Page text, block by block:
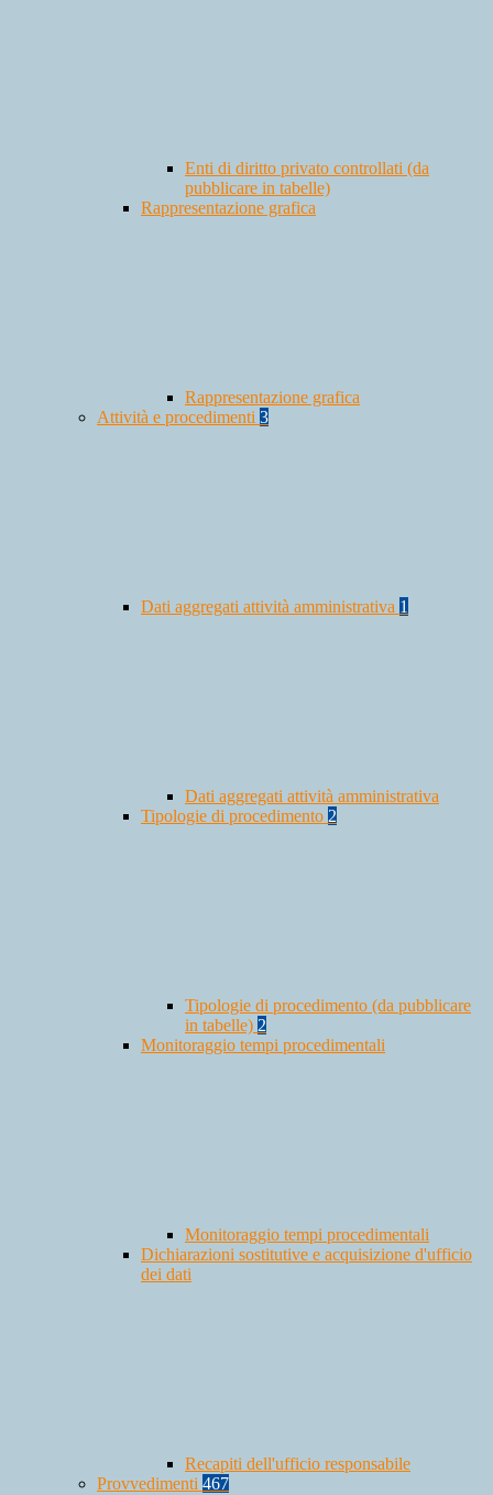
Enti di diritto privato controllati (da
pubblicare in tabelle)
Rappresentazione grafica
Rappresentazione grafica
Attività e procedimenti 3
Dati aggregati attività amministrativa 1
Dati aggregati attività amministrativa
Tipologie di procedimento 2
Tipologie di procedimento (da pubblicare
in tabelle) 2
Monitoraggio tempi procedimentali
Monitoraggio tempi procedimentali
Dichiarazioni sostitutive e acquisizione d'ufficio
dei dati
Recapiti dell'ufficio responsabile
Provvedimenti 467